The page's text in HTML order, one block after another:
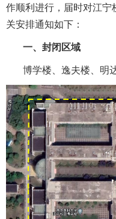
作顺利进行，届时对江宁
关安排通知如下：
一、 封闭区域
博学楼、逸夫楼、明